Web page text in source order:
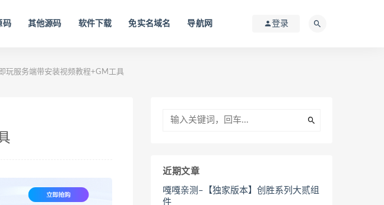
码 其他源码 软件下载 免实名域名 导航网 登录
玩服务端带安装视频教程+GM工具
近期文章
嘎嘎亲测–【独家版本】创胜系列大贰组
件